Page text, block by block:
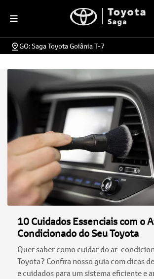
GO: Saga Toyota Goiânia T-7
10 Cuidados Essenciais com o
Condicionado do Seu Toyota
Quer saber como cuidar do ar-
Toyota? Confira nosso guia com dicas
e cuidados para um sistema eficiente e